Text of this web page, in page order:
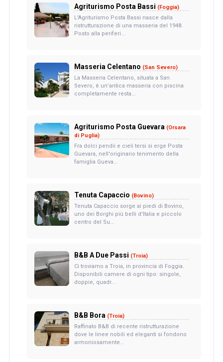
Agriturismo Posta Bassi (Foggia)
L'Agriturismo Posta Bassi nasce dalla
ristrutturazione di una masseria del 1948.
Posto alla periferi...
Masseria Celentano (San Severo)
La Masseria Celentano, situata a San
Severo, è un’antica masseria con piscina
completamente resta...
Agriturismo Posta Guevara (Orsara
di Puglia)
Fra dolci pendii e cieli tersi si erge Posta
Guevara, nell'originario tenimento della
famiglia Gueva...
Tenuta Capaccio (Bovino)
Tenuta Capaccio sorge ai piedi di Bovino,
uno dei Borghi più belli d'Italia e piccolo
centro del Su...
B&B A Due Passi (Troia)
Ci troviamo a Troia, in provincia di Foggia.
Disponibili camere di ogni tipo: singole,
doppie, quadr...
B&B Bora (Troia)
Raffinato B&B di recente ristrutturazione
dove le linee nobili ed eleganti si fondono
armoniosamente...